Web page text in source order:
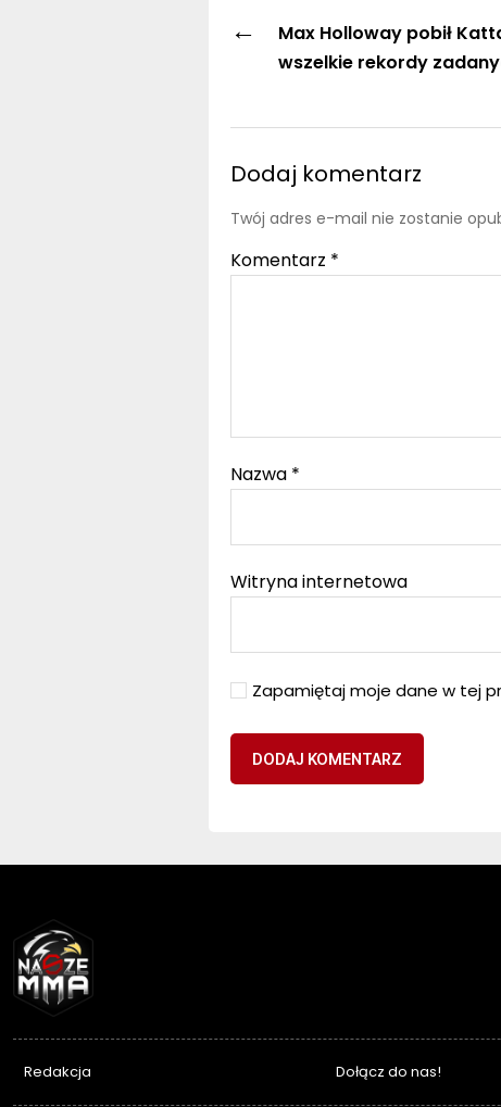
←
Max Holloway pobił
wszelkie rekordy
Dodaj komentarz
Twój adres e-mail nie zostanie
Komentarz *
Nazwa *
Witryna internetowa
Zapamiętaj moje dane w tej
Redakcja Dołącz do nas!